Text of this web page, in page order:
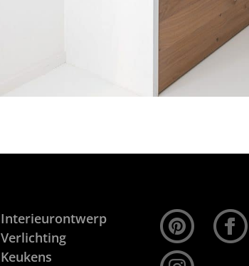
Interieurontwerp
Verlichting
Keukens